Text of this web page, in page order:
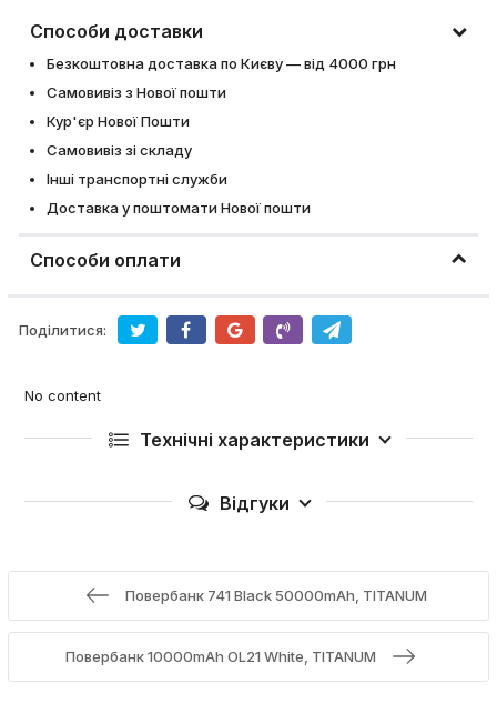
Способи доставки
Безкоштовна доставка по Києву — від 4000 грн
Самовивіз з Нової пошти
Кур'єр Нової Пошти
Самовивіз зі складу
Інші транспортні служби
Доставка у поштомати Нової пошти
Способи оплати
Поділитися:
No content
Технічні характеристики
Відгуки
Повербанк 741 Black 50000mAh, TITANUM
Повербанк 10000mAh OL21 White, TITANUM